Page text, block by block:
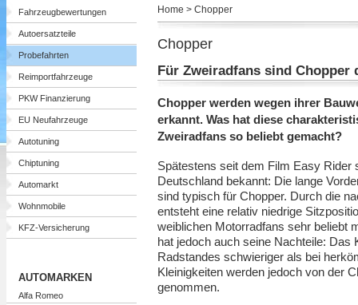
Fahrzeugbewertungen
Autoersatzteile
Probefahrten
Reimportfahrzeuge
PKW Finanzierung
EU Neufahrzeuge
Autotuning
Chiptuning
Automarkt
Wohnmobile
KFZ-Versicherung
AUTOMARKEN
Alfa Romeo
Home > Chopper
Chopper
Für Zweiradfans sind Chopper
Chopper werden wegen ihrer
erkannt. Was hat diese
Zweiradfans so beliebt gemacht?
Spätestens seit dem Film Easy Rider
Deutschland bekannt: Die lange
sind typisch für Chopper. Durch die
entsteht eine relativ niedrige
weiblichen Motorradfans sehr beliebt
hat jedoch auch seine Nachteile: Das
Radstandes schwieriger als bei
Kleinigkeiten werden jedoch von der
genommen.